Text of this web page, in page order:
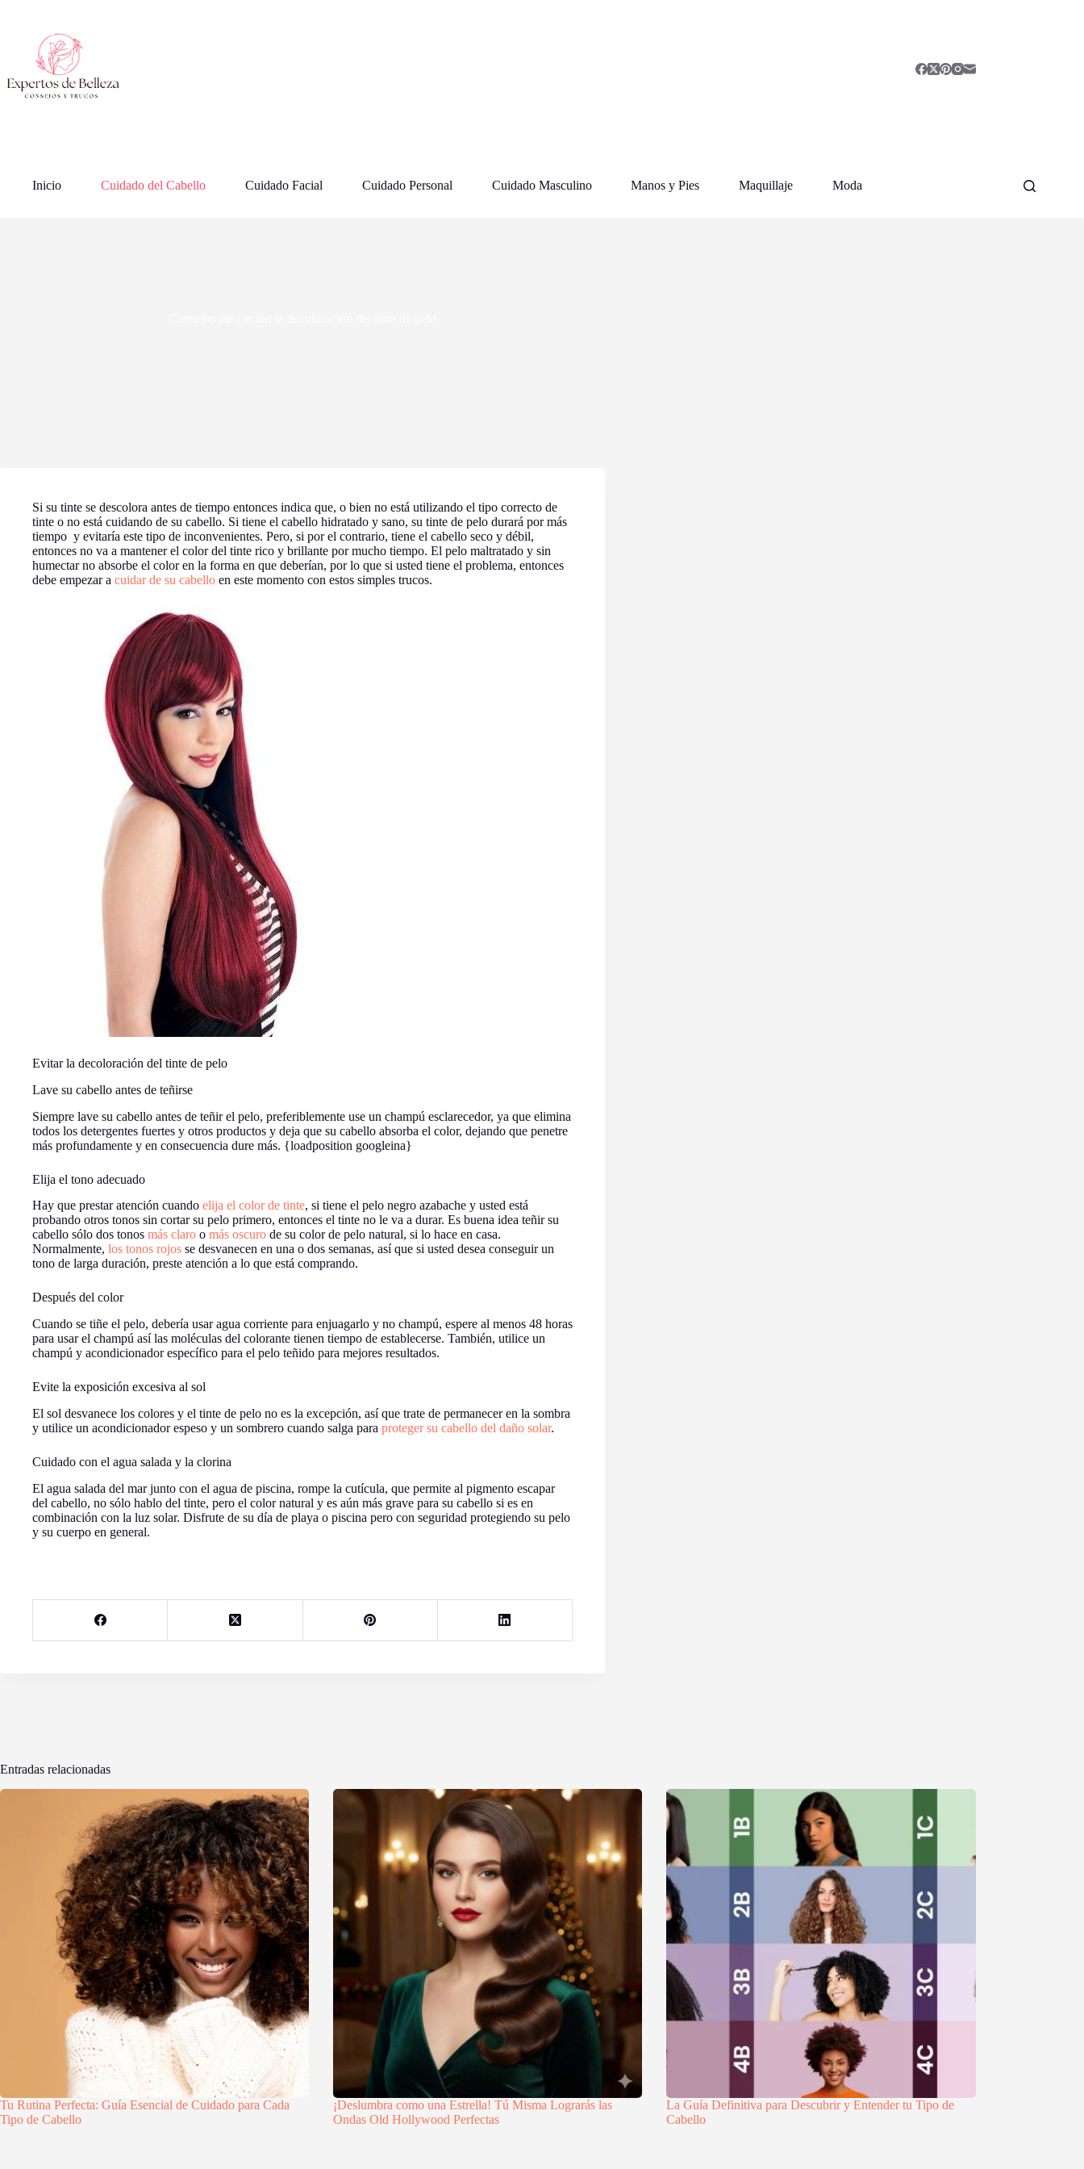
contenido
Inicio Cuidado del Cabello Cuidado Facial Cuidado Personal Cuidado Masculino Manos y Pies Maquillaje Moda
Si su tinte se descolora antes de tiempo entonces indica que, o bien no está utilizando el tipo correcto de
tinte o no está cuidando de su cabello. Si tiene el cabello hidratado y sano, su tinte de pelo durará por más
tiempo y evitaría este tipo de inconvenientes. Pero, si por el contrario, tiene el cabello seco y débil,
entonces no va a mantener el color del tinte rico y brillante por mucho tiempo. El pelo maltratado y sin
humectar no absorbe el color en la forma en que deberían, por lo que si usted tiene el problema, entonces
debe empezar a cuidar de su cabello en este momento con estos simples trucos.
Evitar la decoloración del tinte de pelo
Lave su cabello antes de teñirse
Siempre lave su cabello antes de teñir el pelo, preferiblemente use un champú esclarecedor, ya que elimina
todos los detergentes fuertes y otros productos y deja que su cabello absorba el color, dejando que penetre
más profundamente y en consecuencia dure más. {loadposition googleina}
Elija el tono adecuado
Hay que prestar atención cuando elija el color de tinte, si tiene el pelo negro azabache y usted está
probando otros tonos sin cortar su pelo primero, entonces el tinte no le va a durar. Es buena idea teñir su
cabello sólo dos tonos más claro o más oscuro de su color de pelo natural, si lo hace en casa.
Normalmente, los tonos rojos se desvanecen en una o dos semanas, así que si usted desea conseguir un
tono de larga duración, preste atención a lo que está comprando.
Después del color
Cuando se tiñe el pelo, debería usar agua corriente para enjuagarlo y no champú, espere al menos 48 horas
para usar el champú así las moléculas del colorante tienen tiempo de establecerse. También, utilice un
champú y acondicionador específico para el pelo teñido para mejores resultados.
Evite la exposición excesiva al sol
El sol desvanece los colores y el tinte de pelo no es la excepción, así que trate de permanecer en la sombra
y utilice un acondicionador espeso y un sombrero cuando salga para proteger su cabello del daño solar.
Cuidado con el agua salada y la clorina
El agua salada del mar junto con el agua de piscina, rompe la cutícula, que permite al pigmento escapar
del cabello, no sólo hablo del tinte, pero el color natural y es aún más grave para su cabello si es en
combinación con la luz solar. Disfrute de su día de playa o piscina pero con seguridad protegiendo su pelo
y su cuerpo en general.
Entradas relacionadas
Tu Rutina Perfecta: Guía Esencial de Cuidado para Cada
Tipo de Cabello
¡Deslumbra como una Estrella! Tú Misma Lograrás las
Ondas Old Hollywood Perfectas
La Guía Definitiva para Descubrir y Entender tu Tipo de
Cabello